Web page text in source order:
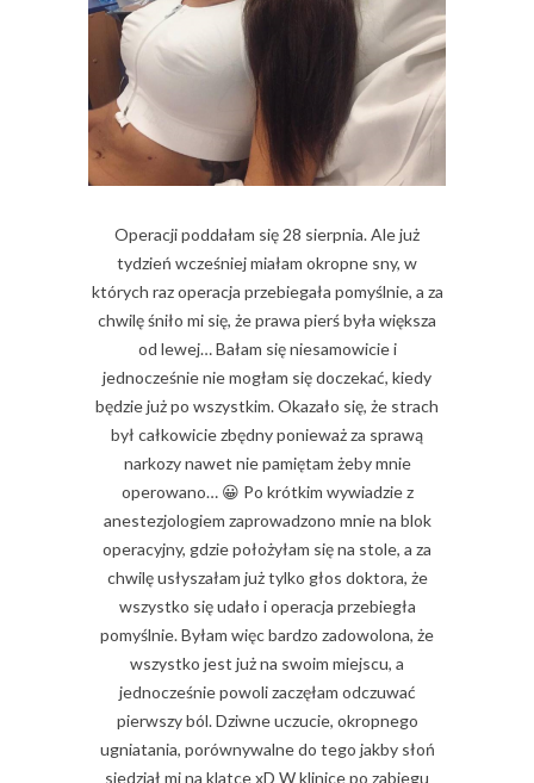
Operacji poddałam się 28 sierpnia. Ale już
tydzień wcześniej miałam okropne sny, w
których raz operacja przebiegała pomyślnie, a za
chwilę śniło mi się, że prawa pierś była większa
od lewej… Bałam się niesamowicie i
jednocześnie nie mogłam się doczekać, kiedy
będzie już po wszystkim. Okazało się, że strach
był całkowicie zbędny ponieważ za sprawą
narkozy nawet nie pamiętam żeby mnie
operowano… 😀 Po krótkim wywiadzie z
anestezjologiem zaprowadzono mnie na blok
operacyjny, gdzie położyłam się na stole, a za
chwilę usłyszałam już tylko głos doktora, że
wszystko się udało i operacja przebiegła
pomyślnie. Byłam więc bardzo zadowolona, że
wszystko jest już na swoim miejscu, a
jednocześnie powoli zaczęłam odczuwać
pierwszy ból. Dziwne uczucie, okropnego
ugniatania, porównywalne do tego jakby słoń
siedział mi na klatce xD W klinice po zabiegu